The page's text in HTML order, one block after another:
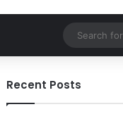
Recent Posts